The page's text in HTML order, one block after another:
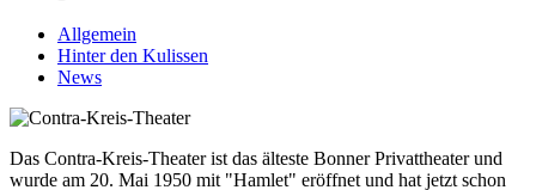
Allgemein
Hinter den Kulissen
News
Das Contra-Kreis-Theater ist das älteste Bonner Privattheater und
wurde am 20. Mai 1950 mit "Hamlet" eröffnet und hat jetzt schon